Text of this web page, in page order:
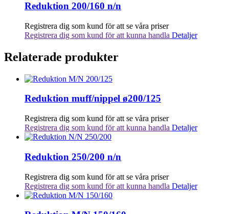
Reduktion 200/160 n/n
Registrera dig som kund för att se våra priser
Registrera dig som kund för att kunna handla Detaljer
Relaterade produkter
Reduktion muff/nippel ø200/125
Registrera dig som kund för att se våra priser
Registrera dig som kund för att kunna handla Detaljer
Reduktion 250/200 n/n
Registrera dig som kund för att se våra priser
Registrera dig som kund för att kunna handla Detaljer